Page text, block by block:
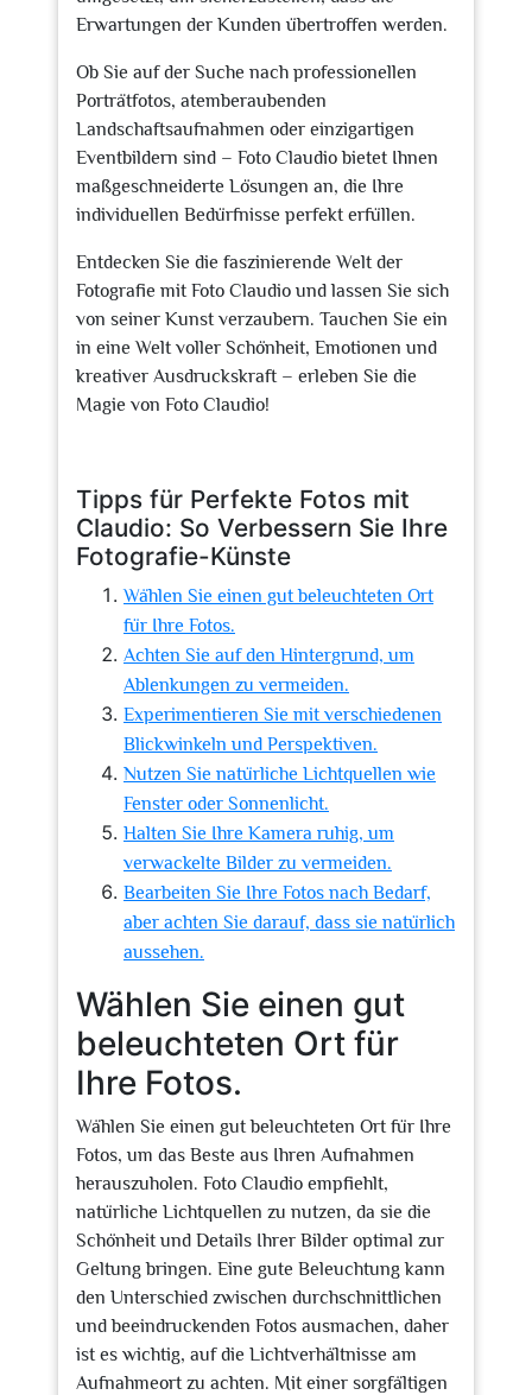
Erwartungen der Kunden übertroffen werden.
Ob Sie auf der Suche nach professionellen
Porträtfotos, atemberaubenden
Landschaftsaufnahmen oder einzigartigen
Eventbildern sind – Foto Claudio bietet Ihnen
maßgeschneiderte Lösungen an, die Ihre
individuellen Bedürfnisse perfekt erfüllen.
Entdecken Sie die faszinierende Welt der
Fotografie mit Foto Claudio und lassen Sie sich
von seiner Kunst verzaubern. Tauchen Sie ein
in eine Welt voller Schönheit, Emotionen und
kreativer Ausdruckskraft – erleben Sie die
Magie von Foto Claudio!
Tipps für Perfekte Fotos mit
Claudio: So Verbessern Sie Ihre
Fotografie-Künste
Wählen Sie einen gut beleuchteten Ort
für Ihre Fotos.
Achten Sie auf den Hintergrund, um
Ablenkungen zu vermeiden.
Experimentieren Sie mit verschiedenen
Blickwinkeln und Perspektiven.
Nutzen Sie natürliche Lichtquellen wie
Fenster oder Sonnenlicht.
Halten Sie Ihre Kamera ruhig, um
verwackelte Bilder zu vermeiden.
Bearbeiten Sie Ihre Fotos nach Bedarf,
aber achten Sie darauf, dass sie natürlich
aussehen.
Wählen Sie einen gut
beleuchteten Ort für
Ihre Fotos.
Wählen Sie einen gut beleuchteten Ort für Ihre
Fotos, um das Beste aus Ihren Aufnahmen
herauszuholen. Foto Claudio empfiehlt,
natürliche Lichtquellen zu nutzen, da sie die
Schönheit und Details Ihrer Bilder optimal zur
Geltung bringen. Eine gute Beleuchtung kann
den Unterschied zwischen durchschnittlichen
und beeindruckenden Fotos ausmachen, daher
ist es wichtig, auf die Lichtverhältnisse am
Aufnahmeort zu achten. Mit einer sorgfältigen